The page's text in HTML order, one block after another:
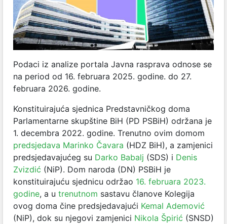
Podaci iz analize portala Javna rasprava odnose se
na period od 16. februara 2025. godine. do 27.
februara 2026. godine.
Konstituirajuća sjednica Predstavničkog doma
Parlamentarne skupštine BiH (PD PSBiH) održana je
1. decembra 2022. godine. Trenutno ovim domom
predsjedava Marinko Čavara (HDZ BiH), a zamjenici
predsjedavajućeg su Darko Babalj (SDS) i Denis
Zvizdić (NiP). Dom naroda (DN) PSBiH je
konstituirajuću sjednicu održao 16. februara 2023.
godine, a u trenutnom sastavu članove Kolegija
ovog doma čine predsjedavajući Kemal Ademović
(NiP), dok su njegovi zamjenici Nikola Špirić (SNSD)